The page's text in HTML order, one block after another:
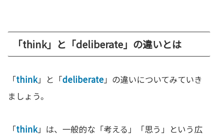
「think」と「deliberate」の違いとは
「think」と「deliberate」の違いについてみていき
ましょう。
「think」は、一般的な「考える」「思う」という広